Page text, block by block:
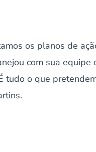
os planos de
com sua
tudo o que